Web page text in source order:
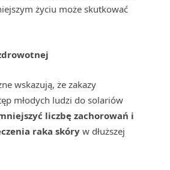
życiu może skutkować
wskazują, że zakazy
młodych ludzi do solariów
liczbę zachorowań i
raka skóry w dłuższej